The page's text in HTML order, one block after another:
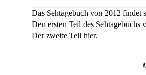
Das Sehtagebuch von 2012 findet
Den ersten Teil des
Der zweite Teil hier.